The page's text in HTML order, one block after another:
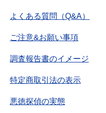
よくある質問（Q&A）
ご注意&お願い事項
調査報告書のイメージ
特定商取引法の表示
悪徳探偵の実態